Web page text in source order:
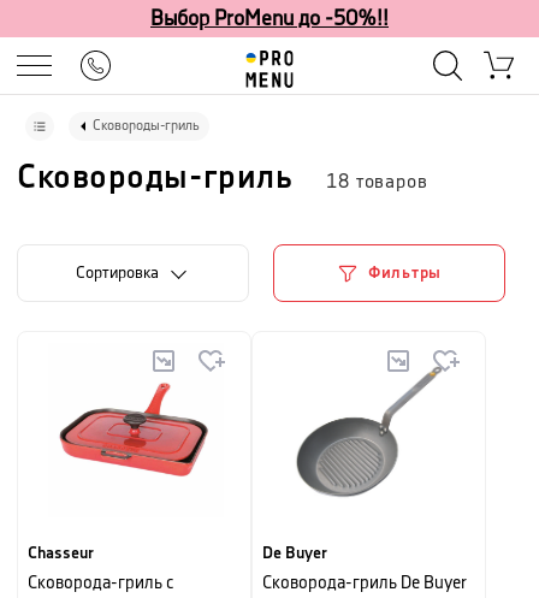
Выбор ProMenu до -50%!!
Сковороды-гриль
Сковороды-гриль 18 товаров
Cортировка Фильтры
Chasseur
Cковорода-гриль с
De Buyer
Сковорода-гриль De Buyer